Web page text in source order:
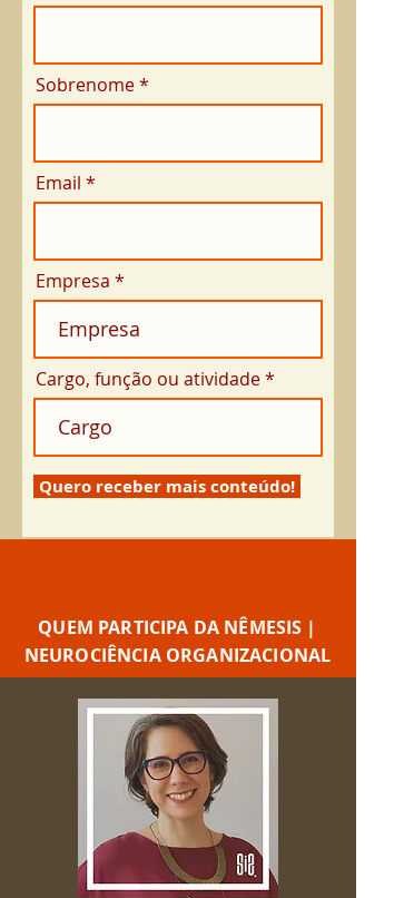
Sobrenome
Email
Empresa
Cargo, função ou atividade
Quero receber mais conteúdo!
QUEM PARTICIPA DA NÊMESIS |
NEUROCIÊNCIA ORGANIZACIONAL